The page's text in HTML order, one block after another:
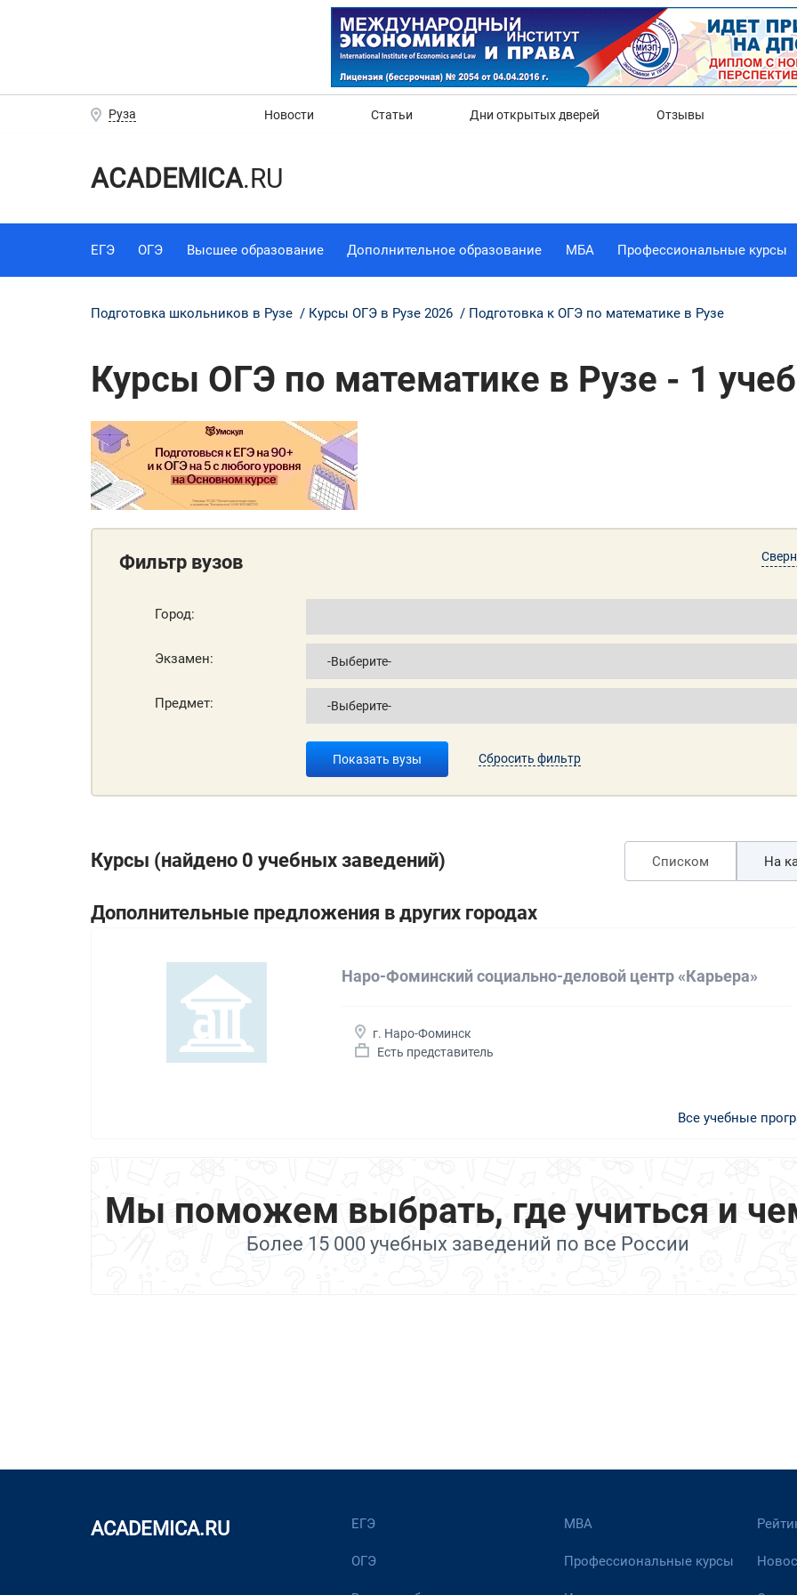
Руза Новости Статьи Дни открытых дверей Отзывы
ACADEMICA.RU
ЕГЭ ОГЭ Высшее образование Дополнительное образование МБА Профессиональные курсы
Подготовка школьников в Рузе Курсы ОГЭ в Рузе 2026 Подготовка к ОГЭ по математике в Рузе
Курсы ОГЭ по математике в Рузе - 1
Фильтр вузов
Город:
Экзамен:
Предмет:
Показать вузы Сбросить фильтр
Курсы (найдено 0 учебных заведений) Списком На
Дополнительные предложения в других городах
Наро-Фоминский социально-деловой центр «Карьера»
г. Наро-Фоминск
Есть представитель
Все учебные
Мы поможем выбрать, где учиться и
Более 15 000 учебных заведений по все России
ACADEMICA.RU ЕГЭ
ОГЭ
МВА
Профессиональные курсы
Нет